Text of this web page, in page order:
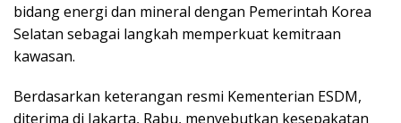
bidang energi dan mineral dengan Pemerintah Korea
Selatan sebagai langkah memperkuat kemitraan
kawasan.
Berdasarkan keterangan resmi Kementerian ESDM,
diterima di Jakarta, Rabu, menyebutkan kesepakatan